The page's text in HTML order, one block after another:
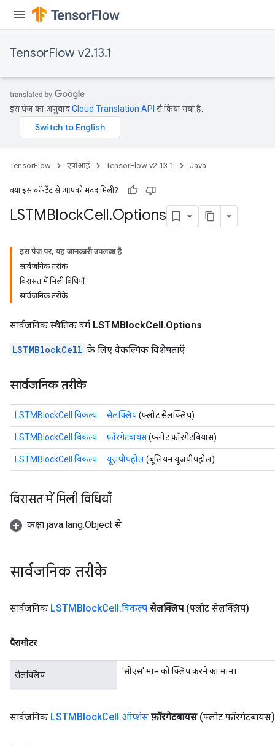
TensorFlow v2.13.1
इस पेज का अनुवादCloud Translation API से किया गया है.
TensorFlow एपीआई TensorFlow v2.13.1 Java
क्या इस कॉन्टेंट से आपको मदद मिली?
LSTMBlockCell.Options
इस पेज पर, यह जानकारी उपलब्ध है
सार्वजनिक तरीके
विरासत में मिली विधियाँ
सार्वजनिक तरीके
सार्वजनिक स्थैतिक वर्ग LSTMBlockCell.Options
LSTMBlockCell के लिए वैकल्पिक विशेषताएँ
सार्वजनिक तरीके
LSTMBlockCell.विकल्प सेलक्लिप(फ्लोट सेलक्लिप)
LSTMBlockCell.विकल्प फ़ॉरगेटबायस(फ्लोट फ़ॉरगेटबियास)
LSTMBlockCell.विकल्प यूज़पीपहोल(बूलियन यूज़पीपहोल)
विरासत में मिली विधियाँ
कक्षा java.lang.Object से
सार्वजनिक तरीके
सार्वजनिक LSTMBlockCell.विकल्प सेलक्लिप (फ्लोट सेलक्लिप)
पैरामीटर
सेलक्लिप 'सीएस' मान को क्लिप करने का मान।
सार्वजनिक LSTMBlockCell.ऑप्शंस फ़ॉरगेटबायस (फ्लोट फ़ॉरगेटबायस)